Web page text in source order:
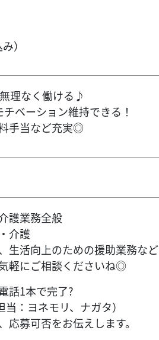
）
理なく働ける♪
チベーション維持できる！
手当など充実◎
護業務全般
介護
生活向上のための援助業務など
軽にご相談くださいね◎
話1本で完了?
当：ヨネモリ、ナガタ）
募可否をお伝えします。